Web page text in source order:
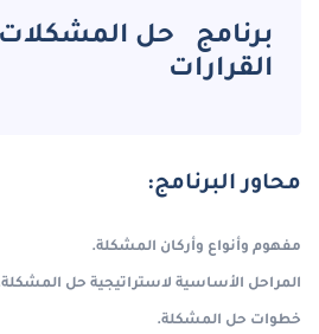
برنامج حل المشكلات
القرارات
محاور البرنامج:
مفهوم وأنواع وأركان المشكلة.
المراحل الأساسية لاستراتيجية حل المشكلة
خطوات حل المشكلة.